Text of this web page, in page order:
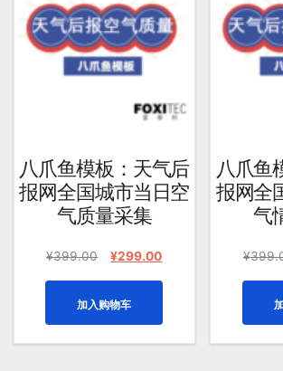
八爪鱼模板：天气后
报网全国城市当日空
气质量采集
¥399.00
原
¥399.00。
¥299.00当
为：
¥299.00。
加入购物车
八爪鱼
报网全
气
¥